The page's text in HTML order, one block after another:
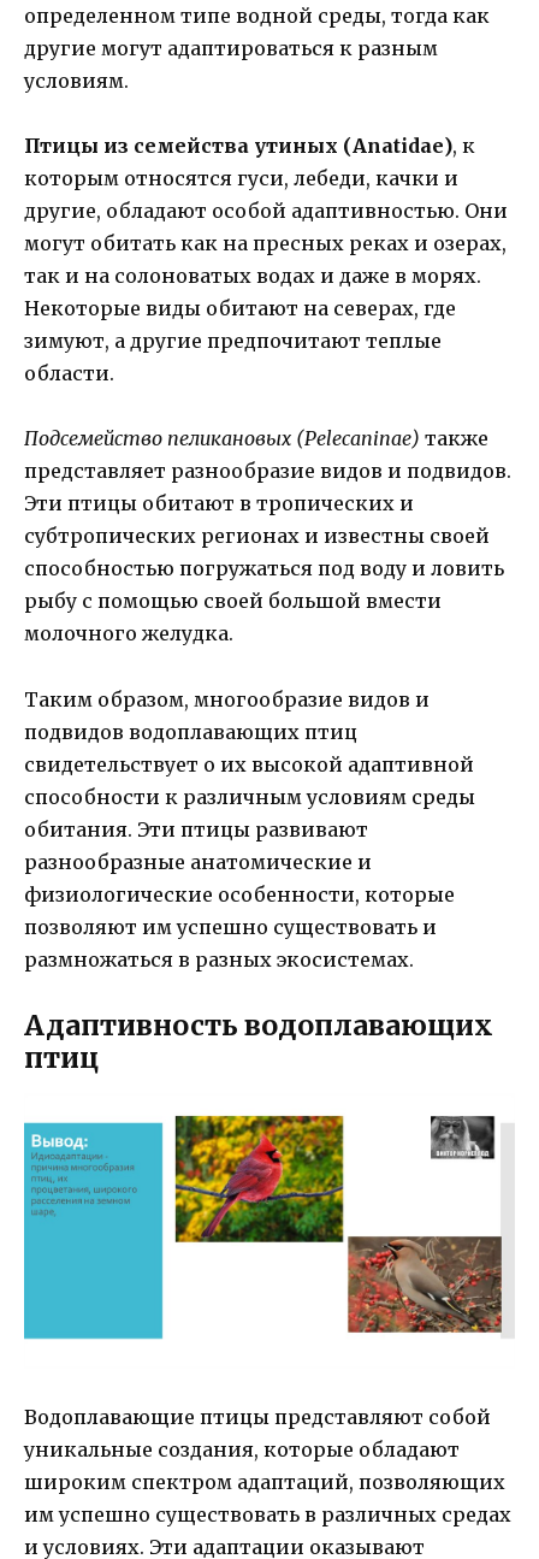
определенном типе водной среды, тогда как
другие могут адаптироваться к разным
условиям.
Птицы из семейства утиных (Anatidae), к
которым относятся гуси, лебеди, качки и
другие, обладают особой адаптивностью. Они
могут обитать как на пресных реках и озерах,
так и на солоноватых водах и даже в морях.
Некоторые виды обитают на северах, где
зимуют, а другие предпочитают теплые
области.
Подсемейство пеликановых (Pelecaninae) также
представляет разнообразие видов и подвидов.
Эти птицы обитают в тропических и
субтропических регионах и известны своей
способностью погружаться под воду и ловить
рыбу с помощью своей большой вмести
молочного желудка.
Таким образом, многообразие видов и
подвидов водоплавающих птиц
свидетельствует о их высокой адаптивной
способности к различным условиям среды
обитания. Эти птицы развивают
разнообразные анатомические и
физиологические особенности, которые
позволяют им успешно существовать и
размножаться в разных экосистемах.
Адаптивность водоплавающих
птиц
Водоплавающие птицы представляют собой
уникальные создания, которые обладают
широким спектром адаптаций, позволяющих
им успешно существовать в различных средах
и условиях. Эти адаптации оказывают